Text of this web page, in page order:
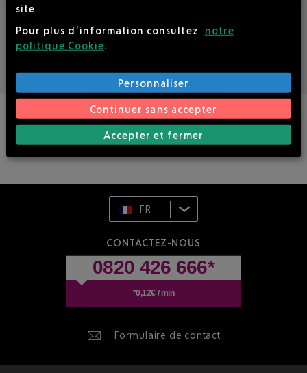
FR
CONTACTEZ-NOUS
0820 426 666*
*0,12€ / min
Formulaire de contact
site.
Pour plus d’information consultez
notre
politique Cookie.
Personnaliser
Continuer sans accepter
Accepter et fermer